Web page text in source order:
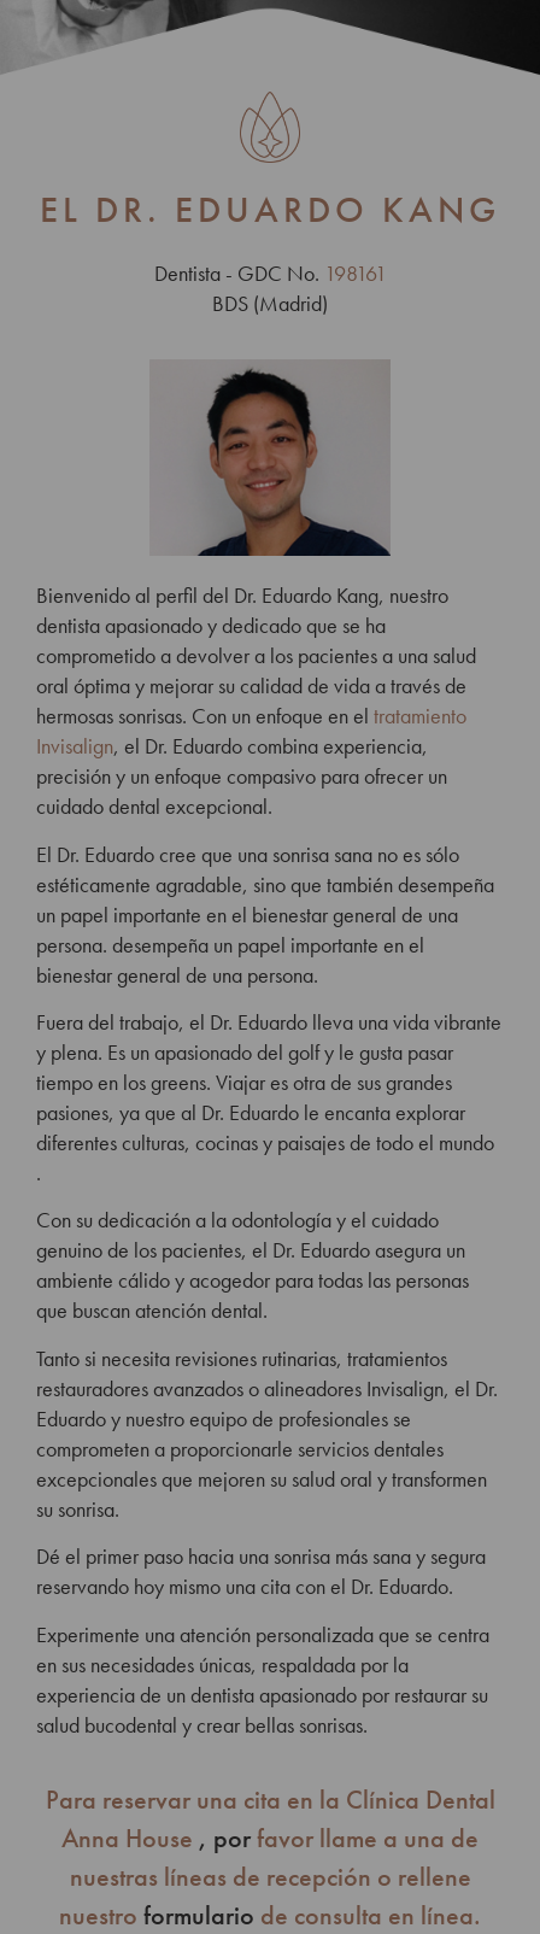
EL DR. EDUARDO KANG
Dentista - GDC No. 198161
BDS (Madrid)
Bienvenido al perfil del Dr. Eduardo Kang, nuestro
dentista apasionado y dedicado que se ha
comprometido a devolver a los pacientes a una salud
oral óptima y mejorar su calidad de vida a través de
hermosas sonrisas. Con un enfoque en el tratamiento
Invisalign, el Dr. Eduardo combina experiencia,
precisión y un enfoque compasivo para ofrecer un
cuidado dental excepcional.
El Dr. Eduardo cree que una sonrisa sana no es sólo
estéticamente agradable, sino que también desempeña
un papel importante en el bienestar general de una
persona. desempeña un papel importante en el
bienestar general de una persona.
Fuera del trabajo, el Dr. Eduardo lleva una vida vibrante
y plena. Es un apasionado del golf y le gusta pasar
tiempo en los greens. Viajar es otra de sus grandes
pasiones, ya que al Dr. Eduardo le encanta explorar
diferentes culturas, cocinas y paisajes de todo el mundo
.
Con su dedicación a la odontología y el cuidado
genuino de los pacientes, el Dr. Eduardo asegura un
ambiente cálido y acogedor para todas las personas
que buscan atención dental.
Tanto si necesita revisiones rutinarias, tratamientos
restauradores avanzados o alineadores Invisalign, el Dr.
Eduardo y nuestro equipo de profesionales se
comprometen a proporcionarle servicios dentales
excepcionales que mejoren su salud oral y transformen
su sonrisa.
Dé el primer paso hacia una sonrisa más sana y segura
reservando hoy mismo una cita con el Dr. Eduardo.
Experimente una atención personalizada que se centra
en sus necesidades únicas, respaldada por la
experiencia de un dentista apasionado por restaurar su
salud bucodental y crear bellas sonrisas.
Para reservar una cita en la Clínica Dental
Anna House , porfavor llame a una de
nuestras líneas de recepción o rellene
nuestro formulario de consulta en línea.